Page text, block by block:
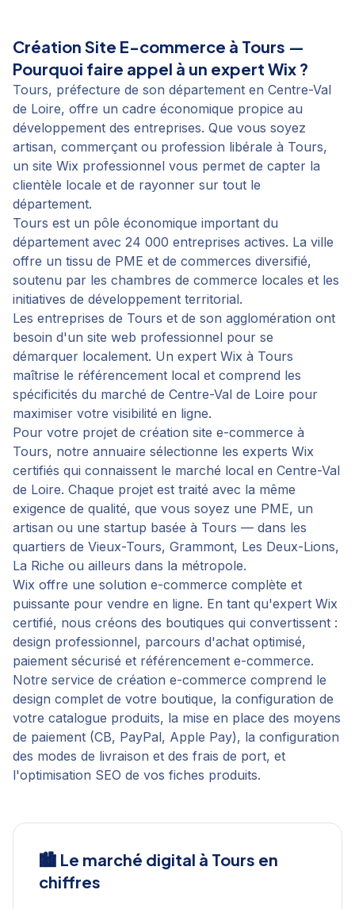
Création Site E-commerce à Tours —
Pourquoi faire appel à un expert Wix ?
Tours, préfecture de son département en Centre-Val
de Loire, offre un cadre économique propice au
développement des entreprises. Que vous soyez
artisan, commerçant ou profession libérale à Tours,
un site Wix professionnel vous permet de capter la
clientèle locale et de rayonner sur tout le
département.
Tours est un pôle économique important du
département avec 24 000 entreprises actives. La ville
offre un tissu de PME et de commerces diversifié,
soutenu par les chambres de commerce locales et les
initiatives de développement territorial.
Les entreprises de Tours et de son agglomération ont
besoin d'un site web professionnel pour se
démarquer localement. Un expert Wix à Tours
maîtrise le référencement local et comprend les
spécificités du marché de Centre-Val de Loire pour
maximiser votre visibilité en ligne.
Pour votre projet de création site e-commerce à
Tours, notre annuaire sélectionne les experts Wix
certifiés qui connaissent le marché local en Centre-Val
de Loire. Chaque projet est traité avec la même
exigence de qualité, que vous soyez une PME, un
artisan ou une startup basée à Tours — dans les
quartiers de Vieux-Tours, Grammont, Les Deux-Lions,
La Riche ou ailleurs dans la métropole.
Wix offre une solution e-commerce complète et
puissante pour vendre en ligne. En tant qu'expert Wix
certifié, nous créons des boutiques qui convertissent :
design professionnel, parcours d'achat optimisé,
paiement sécurisé et référencement e-commerce.
Notre service de création e-commerce comprend le
design complet de votre boutique, la configuration de
votre catalogue produits, la mise en place des moyens
de paiement (CB, PayPal, Apple Pay), la configuration
des modes de livraison et des frais de port, et
l'optimisation SEO de vos fiches produits.
🏙️ Le marché digital à Tours en
chiffres